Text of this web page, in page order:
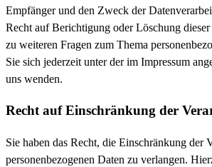
Empfänger und den Zweck der
Recht auf Berichtigung oder Löschung
zu weiteren Fragen zum Thema
Sie sich jederzeit unter der im Impressum
uns wenden.
Recht auf Einschränkung der
Sie haben das Recht, die Einschränkung der
personenbezogenen Daten zu verlangen.